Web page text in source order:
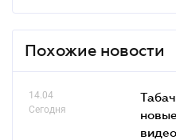
Похожие новости
14.04
Сегодня